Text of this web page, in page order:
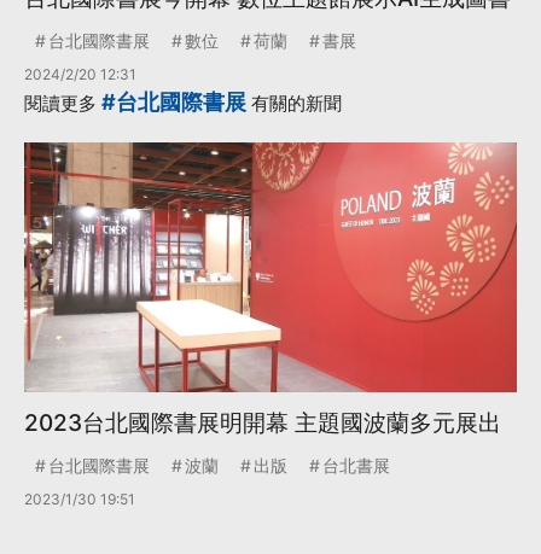
台北國際書展 數位 荷蘭 書展
2024/2/20 12:31
閱讀更多 #台北國際書展 有關的新聞
2023台北國際書展明開幕 主題國波蘭多元展出
台北國際書展 波蘭 出版 台北書展
2023/1/30 19:51